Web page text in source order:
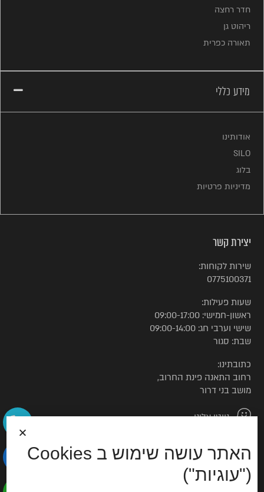
חדר רחצה
ריהוט גן
תאורה כפרית
מידע כללי
אודותינו
SILO
בלוג
מדיניות פרטיות
יצירת קשר
שירות לקוחות:
0775100371
שעות פעילות:
ראשון-חמישי: 09:00-17:00
שישי וערבי חג: 09:00-14:00
שבת: סגור
כתובתינו:
רחוב התאנה פינת החרוב,
מושב בני דרור
נווטו אלינו
© כל הזכויות שמורות לטורקיז האוס
האתר עושה שימוש ב Cookies
("עוגיות")